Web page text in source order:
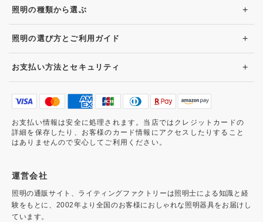
照明の種類から選ぶ +
照明の選び方とご利用ガイド +
お支払い方法とセキュリティ +
お支払い情報は安全に処理されます。当店ではクレジットカードの
詳細を保存したり、お客様のカード情報にアクセスしたりすること
はありませんので安心してご利用ください。
運営会社
照明の通販サイト、ライティングファクトリーは照明士による知識と経
験をもとに、2002年より全国のお客様におしゃれな照明器具をお届けし
ています。